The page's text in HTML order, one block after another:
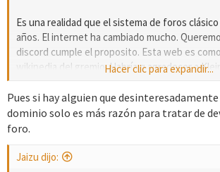
Es una realidad que el sistema de foros
años. El internet ha cambiado mucho.
discord cumple el proposito. Esta web es
wikipedia del gremio. Habría q agradecer a Klein
hubiesen hecho. En mi caso ya ni entro, solo a
curiosidad. Es la realidad de la vida.
Hacer clic para expandir...
Pues si hay alguien que
dominio solo es más razón para tratar de
foro.
Jaizu dijo: